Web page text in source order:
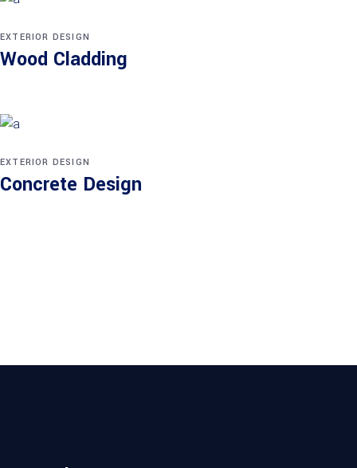
EXTERIOR DESIGN
Wood Cladding
EXTERIOR DESIGN
Concrete Design